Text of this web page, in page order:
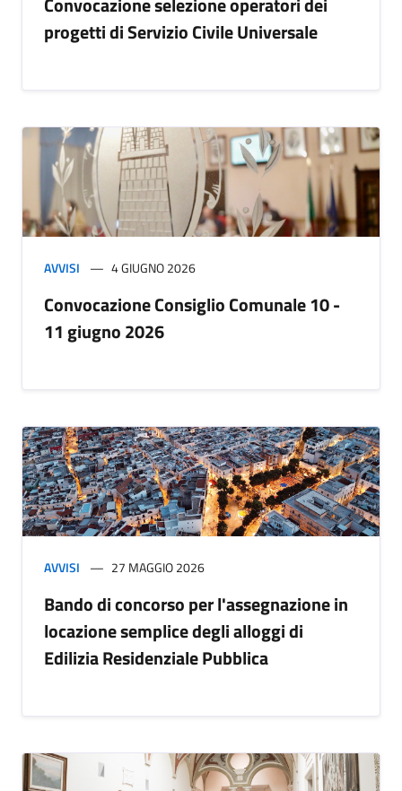
progetti di Servizio Civile Universale
AVVISI 4 GIUGNO 2026
Convocazione Consiglio Comunale 10 -
11 giugno 2026
AVVISI 27 MAGGIO 2026
Bando di concorso per l'assegnazione in
locazione semplice degli alloggi di
Edilizia Residenziale Pubblica